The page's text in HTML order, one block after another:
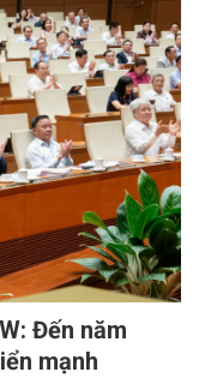
nhìn đến năm
Đến năm
mạnh